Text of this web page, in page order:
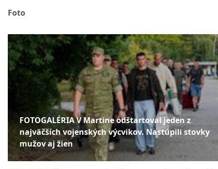
Foto
FOTOGALÉRIA V Martine odštartoval jeden z
najväčších vojenských výcvikov. Nastúpili stovky
mužov aj žien